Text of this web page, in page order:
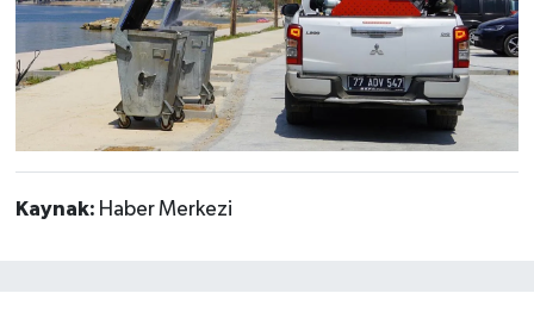
Kaynak: Haber Merkezi